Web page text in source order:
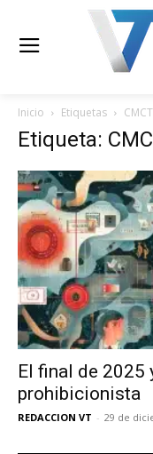
Inicio Etiquetas
Etiqueta:
El final de 2025
prohibicionista
REDACCION VT - 29 de